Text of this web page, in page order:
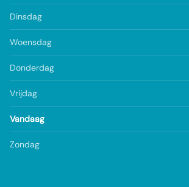
Dinsdag
Woensdag
Donderdag
Vrijdag
Vandaag
Zondag